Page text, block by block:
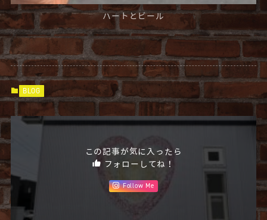
ハートとビール
BLOG
この記事が気に入ったら
フォローしてね！
Follow Me